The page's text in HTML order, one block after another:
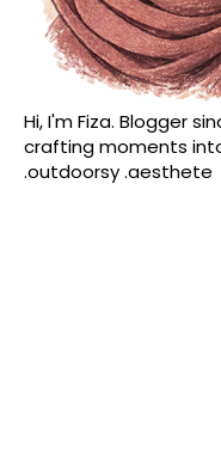
Hi, I'm Fiza. Blogger
crafting moments
.outdoorsy .aesthete